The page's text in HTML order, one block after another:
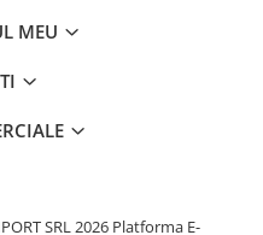
MEU
SRL 2026 Platforma E-